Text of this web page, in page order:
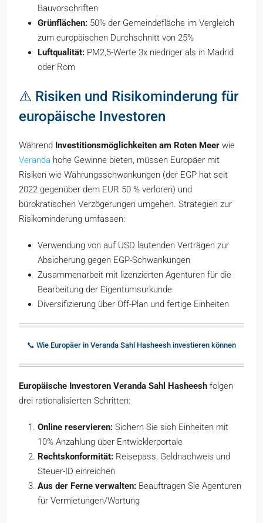
Bauvorschriften
Grünflächen: 50% der Gemeindefläche im Vergleich
zum europäischen Durchschnitt von 25%
Luftqualität: PM2,5-Werte 3x niedriger als in Madrid
oder Rom
⚠️ Risiken und Risikominderung für
europäische Investoren
Während Investitionsmöglichkeiten am Roten Meer wie
Veranda hohe Gewinne bieten, müssen Europäer mit
Risiken wie Währungsschwankungen (der EGP hat seit
2022 gegenüber dem EUR 50 % verloren) und
bürokratischen Verzögerungen umgehen. Strategien zur
Risikominderung umfassen:
Verwendung von auf USD lautenden Verträgen zur
Absicherung gegen EGP-Schwankungen
Zusammenarbeit mit lizenzierten Agenturen für die
Bearbeitung der Eigentumsurkunde
Diversifizierung über Off-Plan und fertige Einheiten
📞 Wie Europäer in Veranda Sahl Hasheesh investieren können
Europäische Investoren Veranda Sahl Hasheesh folgen
drei rationalisierten Schritten:
Online reservieren: Sichern Sie sich Einheiten mit
10% Anzahlung über Entwicklerportale
Rechtskonformität: Reisepass, Geldnachweis und
Steuer-ID einreichen
Aus der Ferne verwalten: Beauftragen Sie Agenturen
für Vermietungen/Wartung